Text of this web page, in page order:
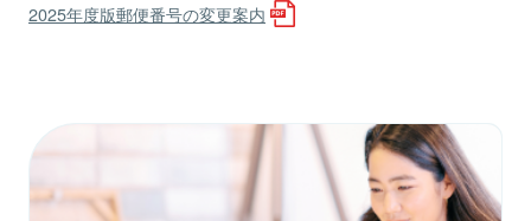
2025年度版郵便番号の変更案内